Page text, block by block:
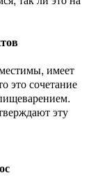
имеет
это сочетание
эту